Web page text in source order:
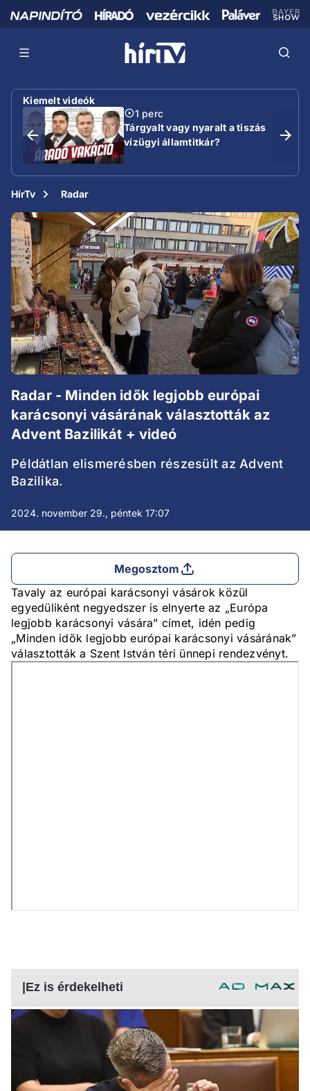
Kiemelt videók
1 perc
Tárgyalt vagy nyaralt a tiszás
vízügyi államtitkár?
HírTv Radar
Radar - Minden idők legjobb európai
karácsonyi vásárának választották az
Advent Bazilikát + videó
Példátlan elismerésben részesült az Advent
Bazilika.
2024. november 29., péntek 17:07
Megosztom
Tavaly az európai karácsonyi vásárok közül
egyedüliként negyedszer is elnyerte az „Európa
legjobb karácsonyi vására” címet, idén pedig
„Minden idők legjobb európai karácsonyi vásárának”
választották a Szent István téri ünnepi rendezvényt.